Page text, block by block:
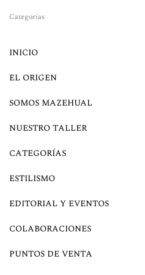
Categorías
INICIO
EL ORIGEN
SOMOS MAZEHUAL
NUESTRO TALLER
CATEGORÍAS
ESTILISMO
EDITORIAL Y EVENTOS
COLABORACIONES
PUNTOS DE VENTA